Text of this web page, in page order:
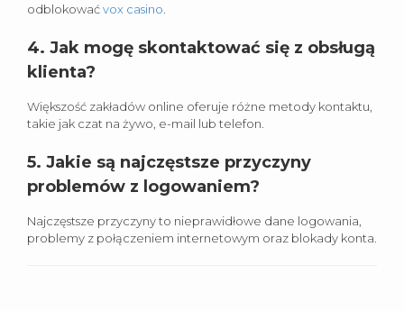
odblokowaćvox casino
4. Jak mogę skontaktować się z obsługą
klienta?
Większość zakładów online oferuje różne metody kontaktu,
takie jak czat na żywo, e-mail lub telefon.
5. Jakie są najczęstsze przyczyny
problemów z logowaniem?
Najczęstsze przyczyny to nieprawidłowe dane logowania,
problemy z połączeniem internetowym oraz blokady konta.